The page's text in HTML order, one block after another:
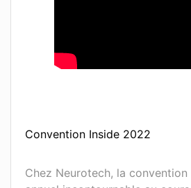
Convention Inside 2022
Chez Neurotech, la